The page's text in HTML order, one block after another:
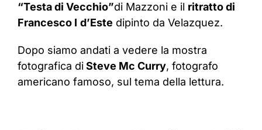
“Testa di Vecchio”di Mazzoni e il ritratto di
Francesco I d’Este dipinto da Velazquez.
Dopo siamo andati a vedere la mostra
fotografica diSteve Mc Curry, fotografo
americano famoso, sul tema della lettura.